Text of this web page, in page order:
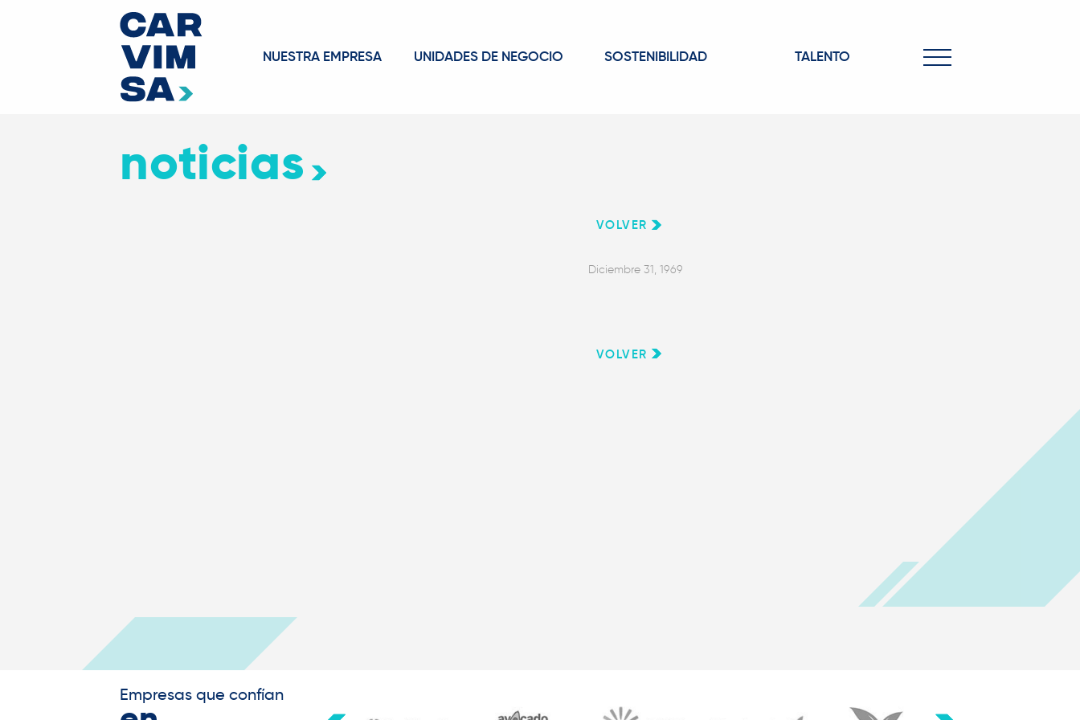
NUESTRA EMPRESA UNIDADES DE NEGOCIO SOSTENIBILIDAD TALENTO
noticias
VOLVER
Diciembre 31, 1969
VOLVER
Empresas que confían